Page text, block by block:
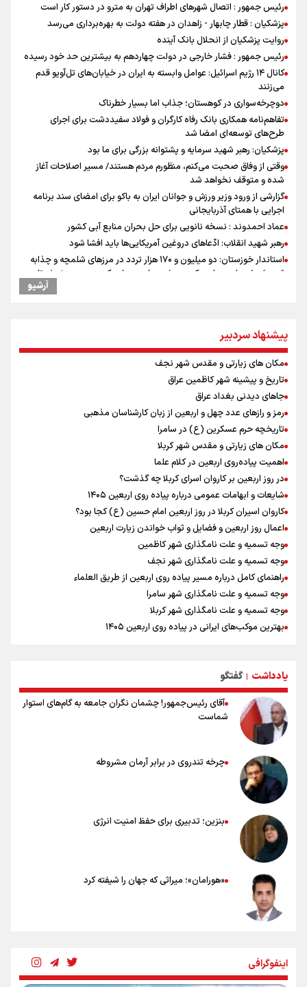
رئیس جمهور : اتصال شهرهای اطراف تهران به مترو در دستور کار است
پزشکیان : قطار چابهار - زاهدان در هفته دولت به بهره‌برداری می‌رسد
روایت پزشکیان از انحلال بانک آینده
رئیس جمهور : فشار خارجی در دولت چهاردهم به بیشترین حد خود رسیده
کانال ۱۴ رژیم اسرائیل: عوامل وابسته به ایران در خیابان‌های تل‌آویو قدم
می‌زنند
دوچرخه‌سواری در کوهستان؛ جذاب اما بسیار خطرناک
تفاهم‌نامه همکاری بانک رفاه کارگران و فولاد سفیددشت برای اجرای
طرح‌های توسعه‌ای امضا شد
پزشکیان: رهبر شهید سرمایه و پشتوانه بزرگی برای ما بود
وقتی از وفاق صحبت می‌کنم، منظورم مردم هستند/ مسیر اصلاحات آغاز
شده و متوقف نخواهد شد
گزارشی از ورود وزیر ورزش و جوانان ایران به باکو برای امضای سند برنامه
اجرایی با همتای آذربایجانی
عماد احمدوند : نسخه نانویی برای حل بحران منابع آبی کشور
رهبر شهید انقلاب: ادّعاهای دروغین آمریکایی‌ها باید افشا شود
استاندار خوزستان: دو میلیون و ۱۷۰ هزار تردد در مرزهای شلمچه و چذابه
ثبت شد / برپایی هزار موکب در خوزستان و ۱۰۰ موکب در مسیر نجف تا
جابجایی مرکز ثقل اقتصاد جهان انجام شد/ فرصت طلایی برای اقتصاد
ایران +نمودار
امیررضا غلامی، ملی پوش تکواندو : تمرکزم روی مسابقات پاکستان است نه
بازی های آسیایی
کانادا دو مظنون تیراندازی در نزدیکی کنسولگری آمریکا را بازداشت کرد
رادین زینالی، ملی پوش تکواندو : قدم به قدم تلاش می کنم تا به طلای
المپیک برسم
نصیری: امیدوارم با خوشرنگ‌ترین مدال‌ها به ایران برگردیم/ حضور شهاب
حسینی در اردو به تیم انگیزه می‌دهد/ امیدوارم پرسپولیس فصل موفقی
داشته باشد
اردوی تیم ملی تکواندو
دانیال شه‌بخش: اردوی ازبکستان کیفیت فنی تیم ملی را بالا برد/ برای
مدال ناگویا باید قهرمانان جهان و المپیک را شکست دهیم
آرشیو
پیشنهاد سردبیر
مکان های زیارتی و مقدس شهر نجف
تاریخ و پیشینه شهر کاظمین عراق
جاهای دیدنی بغداد عراق
رمز و رازهای عدد چهل و اربعین از زبان کارشناسان مذهبی
تاریخچه حرم عسکرین (ع) در سامرا
مکان های زیارتی و مقدس شهر کربلا
اهمیت پیاده‌روی اربعین در کلام علما
در روز اربعین بر کاروان اسرای کربلا چه گذشت؟
شایعات و ابهامات عمومی درباره پیاده روی اربعین ۱۴۰۵
کاروان اسیران کربلا در روز اربعین امام حسین (ع) کجا بود؟
اعمال روز اربعین و فضایل و ثواب خواندن زیارت اربعین
وجه تسمیه و علت نامگذاری شهر کاظمین
وجه تسمیه و علت نامگذاری شهر نجف
راهنمای کامل درباره مسیر پیاده روی اربعین از طریق العلماء
وجه تسمیه و علت نامگذاری شهر سامرا
وجه تسمیه و علت نامگذاری شهر کربلا
بهترین موکب‌های ایرانی در پیاده روی اربعین ۱۴۰۵
۲۰ نکته دوستانه درباره پیاده روی اربعین و عراقی ها
یادداشت | گفتگو
آقای رئیس‌جمهور! چشمان نگران جامعه به گام‌های استوار
شماست
چرخه تندروی در برابر آرمان مشروطه
بنزین؛ تدبیری برای حفظ امنیت انرژی
«هورامان»؛ میراثی که جهان را شیفته کرد
اینفوگرافی